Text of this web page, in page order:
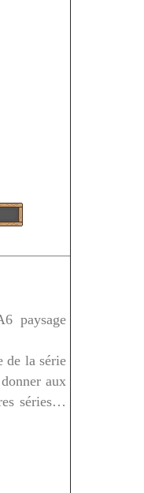
paysage
de la série
aux
séries…